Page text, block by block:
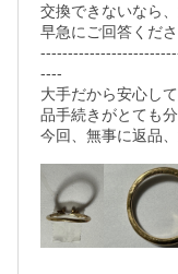
交換できないなら
早急にご回答くださ
----
大手だから安心し
品手続きがとても
今回、無事に返品